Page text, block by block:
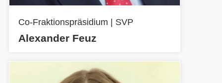
Co-Fraktionspräsidium | SVP
Alexander Feuz